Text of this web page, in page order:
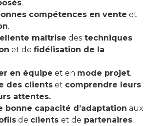
.
compétences en vente et
.
maîtrise des techniques
et de fidélisation de la
en équipe et en mode projet.
des clients et comprendre leurs
attentes.
bonne capacité d’adaptation aux
de clients et de partenaires.